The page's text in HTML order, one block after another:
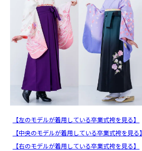
【左のモデルが着用している卒業式袴を見る】
【中央のモデルが着用している卒業式袴を見る】
【右のモデルが着用している卒業式袴を見る】